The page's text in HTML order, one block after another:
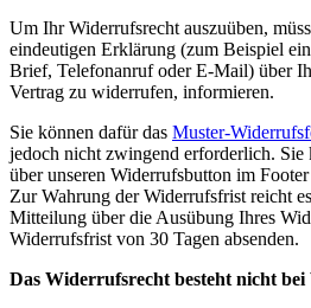
Um Ihr Widerrufsrecht auszuüben,
eindeutigen Erklärung (zum Beispiel
Brief, Telefonanruf oder E-Mail) über
Vertrag zu widerrufen, informieren.
Sie können dafür das Muster-
jedoch nicht zwingend erforderlich.
über unseren Widerrufsbutton im
Zur Wahrung der Widerrufsfrist reicht
Mitteilung über die Ausübung Ihres
Widerrufsfrist von 30 Tagen absenden.
Das Widerrufsrecht besteht nicht